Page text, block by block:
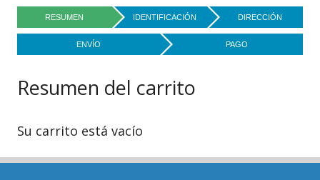
RESUMEN IDENTIFICACIÓN DIRECCIÓN
ENVÍO PAGO
Resumen del carrito
Su carrito está vacío